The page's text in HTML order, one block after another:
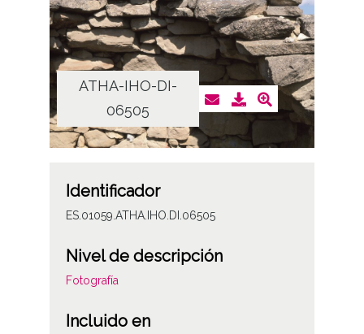
ATHA-IHO-DI-
06505
Identificador
ES.01059.ATHA.IHO.DI.06505
Nivel de descripción
Fotografía
Incluido en